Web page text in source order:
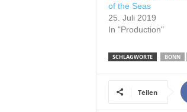
of the Seas
25. Juli 2019
In "Production"
SCHLAGWORTE BONN
Teilen